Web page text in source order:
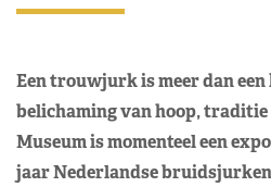
Een trouwjurk is meer dan
belichaming van hoop, traditie
Museum is momenteel een
jaar Nederlandse